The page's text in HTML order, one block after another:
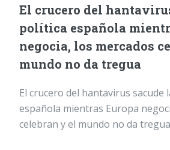
El crucero del
política española
negocia, los mercados
mundo no da tregua
El crucero del hantavirus sacude
española mientras Europa
celebran y el mundo no da tregua